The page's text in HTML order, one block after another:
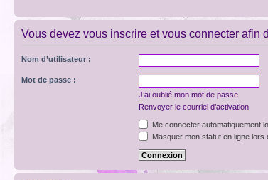
Vous devez vous inscrire et vous connecter afin
Nom d’utilisateur :
Mot de passe :
J’ai oublié mon mot de passe
Renvoyer le courriel d’activation
Me connecter automatiquement
Masquer mon statut en ligne lors